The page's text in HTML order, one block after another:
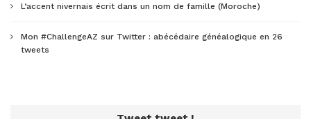
L’accent nivernais écrit dans un nom de famille (Moroche)
Mon #ChallengeAZ sur Twitter : abécédaire généalogique en 26
tweets